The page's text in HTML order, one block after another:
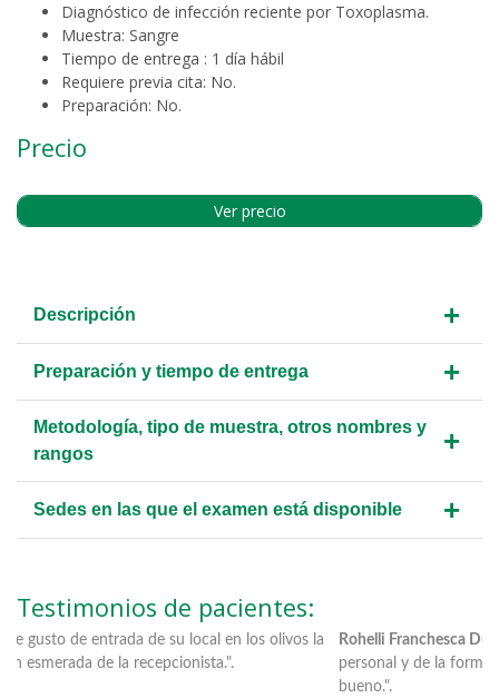
Diagnóstico de infección reciente por Toxoplasma.
Muestra: Sangre
Tiempo de entrega : 1 día hábil
Requiere previa cita: No.
Preparación: No.
Precio
Ver precio
Descripción +
Preparación y tiempo de entrega +
Metodología, tipo de muestra, otros nombres y
rangos
+
Sedes en las que el examen está disponible +
Testimonios de pacientes:
entrada de su local en los olivos la
de la recepcionista.".
Rohelli Franchesca Duran Vargas:
personal y de la forma de envió